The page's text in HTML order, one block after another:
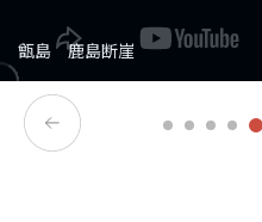
八月踊り
【神トレイル】霧島・えびの高
花瀬川の石畳
屋久島
甑島 鹿島断崖
伝統的工芸品
鹿児島ループ／鹿児島観光PR
鹿児島ジオストーリー
羽島観光船 A.沖の島（猿ケ島）
知覧茶